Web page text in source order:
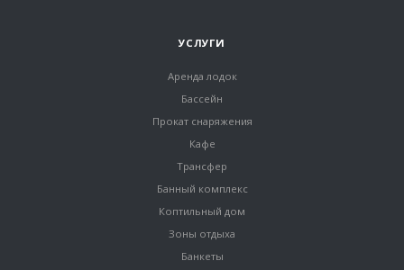
УСЛУГИ
Аренда лодок
Бассейн
Прокат снаряжения
Кафе
Трансфер
Банный комплекс
Коптильный дом
Зоны отдыха
Банкеты